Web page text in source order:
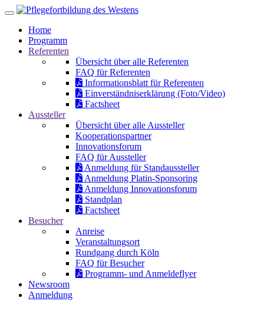
Home
Programm
Referenten
Übersicht über alle Referenten
FAQ für Referenten
Informationsblatt für Referenten
Einverständniserklärung (Foto/Video)
Factsheet
Aussteller
Übersicht über alle Aussteller
Kooperationspartner
Innovationsforum
FAQ für Aussteller
Anmeldung für Standaussteller
Anmeldung Platin-Sponsoring
Anmeldung Innovationsforum
Standplan
Factsheet
Besucher
Anreise
Veranstaltungsort
Rundgang durch Köln
FAQ für Besucher
Programm- und Anmeldeflyer
Newsroom
Anmeldung